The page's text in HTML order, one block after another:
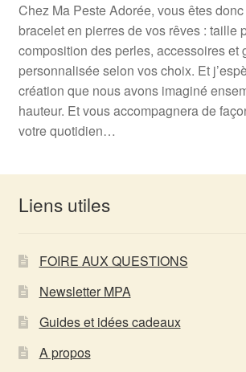
Chez Ma Peste Adorée, vous êtes
bracelet en pierres de vos rêves : taille
composition des perles, accessoires et
personnalisée selon vos choix. Et
création que nous avons imaginé
hauteur. Et vous accompagnera de
votre quotidien…
Liens utiles
FOIRE AUX QUESTIONS
Newsletter MPA
Guides et idées cadeaux
A propos